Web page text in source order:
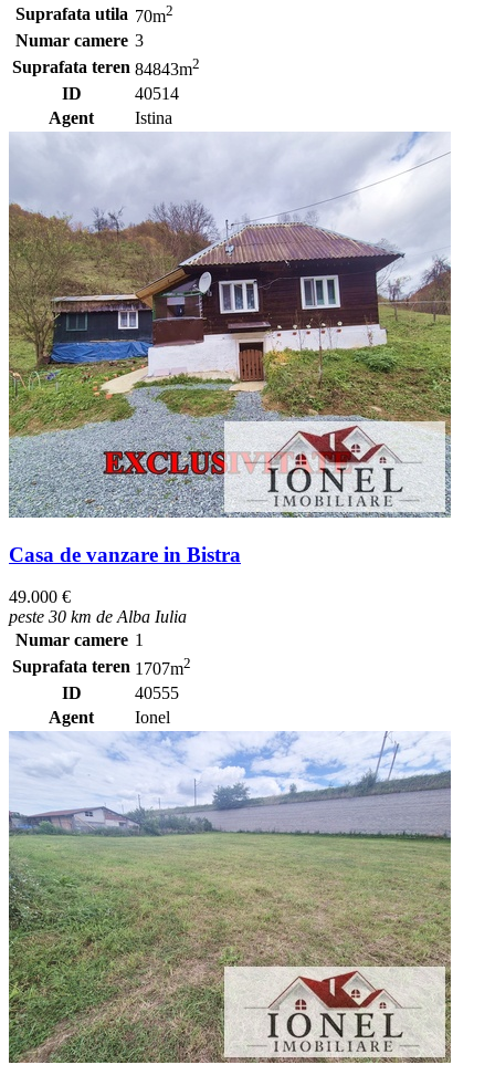
Suprafata utila 70m2
Numar camere 3
Suprafata teren 84843m2
ID
40514
Agent
Istina
Casa de vanzare in Bistra
49.000 €
peste 30 km de Alba Iulia
Numar camere 1
Suprafata teren 1707m2
ID
40555
Agent
Ionel